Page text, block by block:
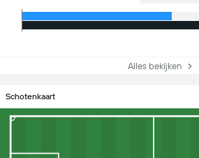
Alles bekijken
Schotenkaart